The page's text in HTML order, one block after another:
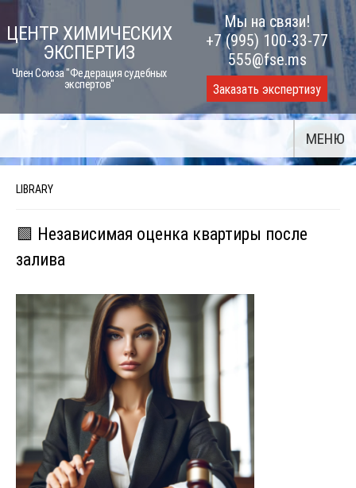
Skip
to
content
ЦЕНТР ХИМИЧЕСКИХ
ЭКСПЕРТИЗ
Член Союза "Федерация судебных
экспертов"
Мы на связи!
+7 (995) 100-33-77
555@fse.ms
Заказать экспертизу
МЕНЮ
LIBRARY
🟩 Независимая оценка квартиры после
залива